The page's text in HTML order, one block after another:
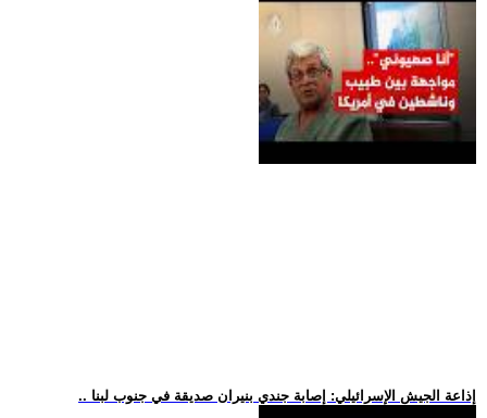
.. إذاعة الجيش الإسرائيلي: إصابة جندي بنيران صديقة في جنوب لبنا